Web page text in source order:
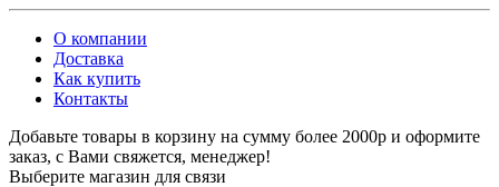
О компании
Доставка
Как купить
Контакты
Добавьте товары в корзину на сумму более 2000р и оформите
заказ, с Вами свяжется, менеджер!
Выберите магазин для связи